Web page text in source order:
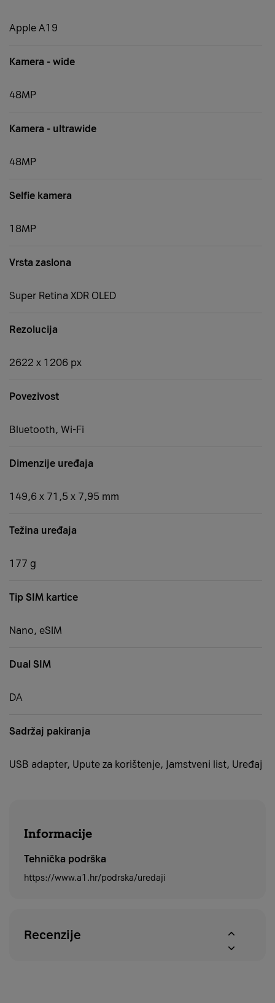
Apple A19
Kamera - wide
48MP
Kamera - ultrawide
48MP
Selfie kamera
18MP
Vrsta zaslona
Super Retina XDR OLED
Rezolucija
2622 x 1206 px
Povezivost
Bluetooth, Wi-Fi
Dimenzije uređaja
149,6 x 71,5 x 7,95 mm
Težina uređaja
177 g
Tip SIM kartice
Nano, eSIM
Dual SIM
DA
Sadržaj pakiranja
USB adapter, Upute za korištenje, Jamstveni list, Uređaj
Informacije
Tehnička podrška
https://www.a1.hr/podrska/uredaji
Recenzije